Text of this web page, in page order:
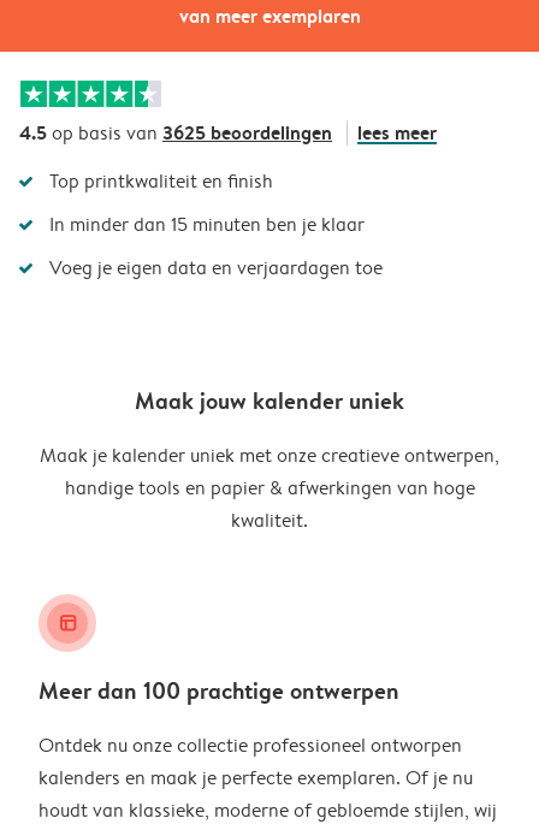
van meer exemplaren
4.5op basis van 3625 beoordelingen lees meer
Top printkwaliteit en finish
In minder dan 15 minuten ben je klaar
Voeg je eigen data en verjaardagen toe
Maak jouw kalender uniek
Maak je kalender uniek met onze creatieve ontwerpen,
handige tools en papier & afwerkingen van hoge
kwaliteit.
layout_alt
Meer dan 100 prachtige ontwerpen
Ontdek nu onze collectie professioneel ontworpen
kalenders en maak je perfecte exemplaren. Of je nu
houdt van klassieke, moderne of gebloemde stijlen, wij